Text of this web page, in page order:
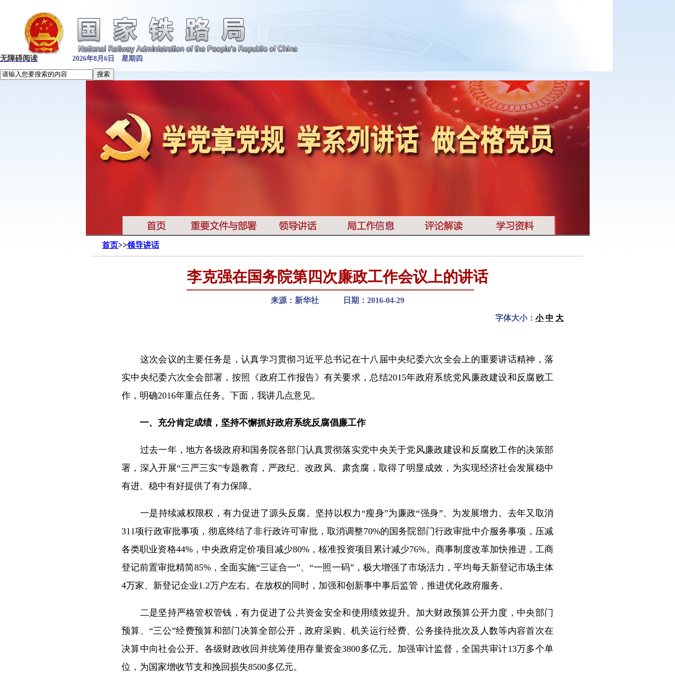
无障碍阅读 2026年8月6日 星期四
首页>>领导讲话
李克强在国务院第四次廉政工作会议上的讲话
来源：新华社 日期：2016-04-29
字体大小： 小 中 大
这次会议的主要任务是，认真学习贯彻习近平总书记在十八届中央纪委六次全会上的重要讲话精神，落
实中央纪委六次全会部署，按照《政府工作报告》有关要求，总结2015年政府系统党风廉政建设和反腐败工
作，明确2016年重点任务。下面，我讲几点意见。
一、充分肯定成绩，坚持不懈抓好政府系统反腐倡廉工作
过去一年，地方各级政府和国务院各部门认真贯彻落实党中央关于党风廉政建设和反腐败工作的决策部
署，深入开展“三严三实”专题教育，严政纪、改政风、肃贪腐，取得了明显成效，为实现经济社会发展稳中
有进、稳中有好提供了有力保障。
一是持续减权限权，有力促进了源头反腐。坚持以权力“瘦身”为廉政“强身”、为发展增力。去年又取消
311项行政审批事项，彻底终结了非行政许可审批，取消调整70%的国务院部门行政审批中介服务事项，压减
各类职业资格44%，中央政府定价项目减少80%，核准投资项目累计减少76%。商事制度改革加快推进，工商
登记前置审批精简85%，全面实施“三证合一”、“一照一码”，极大增强了市场活力，平均每天新登记市场主体
4万家、新登记企业1.2万户左右。在放权的同时，加强和创新事中事后监管，推进优化政府服务。
二是坚持严格管权管钱，有力促进了公共资金安全和使用绩效提升。加大财政预算公开力度，中央部门
预算、“三公”经费预算和部门决算全部公开，政府采购、机关运行经费、公务接待批次及人数等内容首次在
决算中向社会公开。各级财政收回并统筹使用存量资金3800多亿元。加强审计监督，全国共审计13万多个单
位，为国家增收节支和挽回损失8500多亿元。